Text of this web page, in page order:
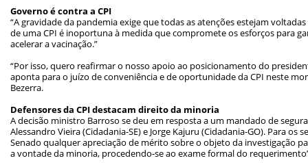
Governo é contra a CPI
“A gravidade da pandemia exige que todas as atenções estejam
de uma CPI é inoportuna à medida que compromete os esforços para
acelerar a vacinação.”
“Por isso, quero reafirmar o nosso apoio ao posicionamento do
aponta para o juízo de conveniência e de oportunidade da CPI neste
Bezerra.
Defensores da CPI destacam direito da minoria
A decisão ministro Barroso se deu em resposta a um mandado de
Alessandro Vieira (Cidadania-SE) e Jorge Kajuru (Cidadania-GO). Para os
Senado qualquer apreciação de mérito sobre o objeto da investigação
a vontade da minoria, procedendo-se ao exame formal do